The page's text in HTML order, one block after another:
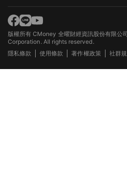
版權所有 CMoney 全曜財經資訊股份有限
Corporation. All rights reserved.
隱私條款
使用條款 著作權政策 社群